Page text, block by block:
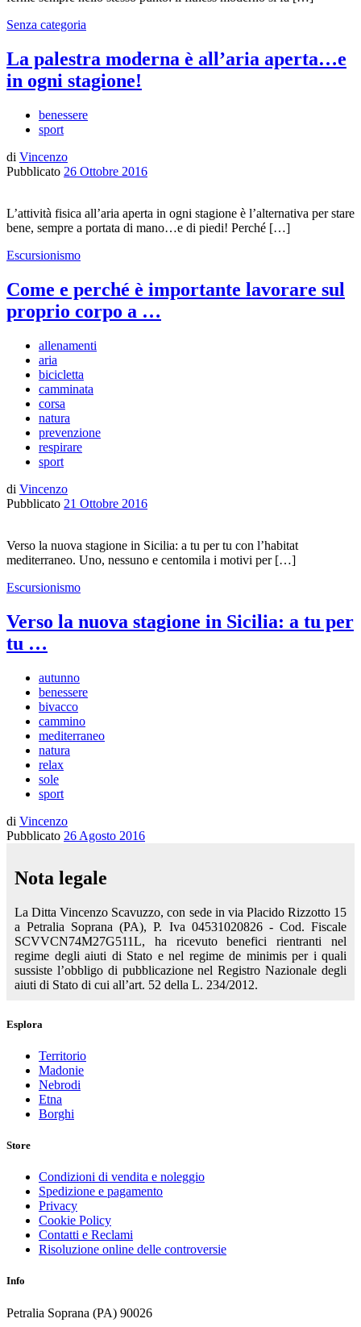
Senza categoria
La palestra moderna è all’aria aperta…e
in ogni stagione!
benessere
sport
di Vincenzo
Pubblicato 26 Ottobre 2016
L’attività fisica all’aria aperta in ogni stagione è l’alternativa per stare
bene, sempre a portata di mano…e di piedi! Perché […]
Escursionismo
Come e perché è importante lavorare sul
proprio corpo a …
allenamenti
aria
bicicletta
camminata
corsa
natura
prevenzione
respirare
sport
di Vincenzo
Pubblicato 21 Ottobre 2016
Verso la nuova stagione in Sicilia: a tu per tu con l’habitat
mediterraneo. Uno, nessuno e centomila i motivi per […]
Escursionismo
Verso la nuova stagione in Sicilia: a tu per
tu …
autunno
benessere
bivacco
cammino
mediterraneo
natura
relax
sole
sport
di Vincenzo
Pubblicato 26 Agosto 2016
Nota legale
La Ditta Vincenzo Scavuzzo, con sede in via Placido Rizzotto 15
a Petralia Soprana (PA), P. Iva 04531020826 - Cod. Fiscale
SCVVCN74M27G511L, ha ricevuto benefici rientranti nel
regime degli aiuti di Stato e nel regime de minimis per i quali
sussiste l’obbligo di pubblicazione nel Registro Nazionale degli
aiuti di Stato di cui all’art. 52 della L. 234/2012.
Esplora
Territorio
Madonie
Nebrodi
Etna
Borghi
Store
Condizioni di vendita e noleggio
Spedizione e pagamento
Privacy
Cookie Policy
Contatti e Reclami
Risoluzione online delle controversie
Info
Petralia Soprana (PA) 90026